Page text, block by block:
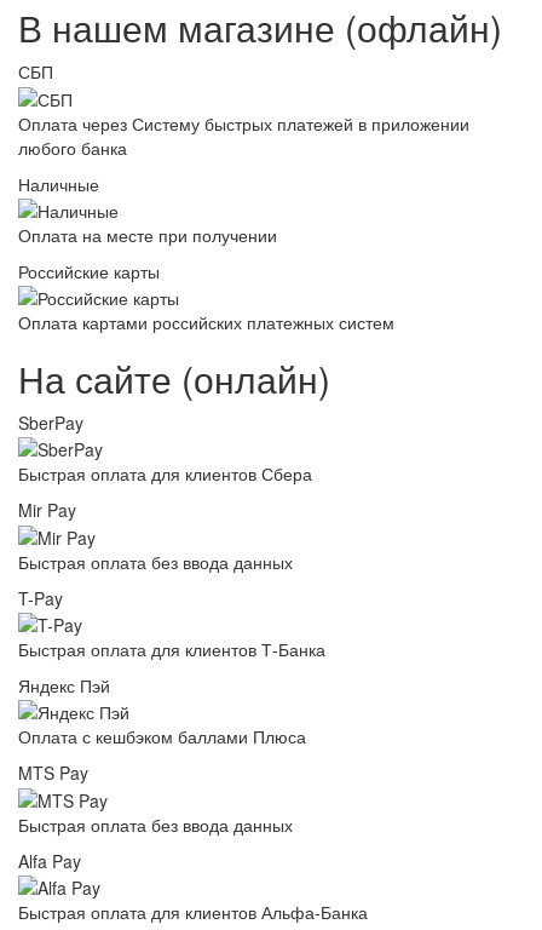
В нашем магазине (офлайн)
СБП
Оплата через Систему быстрых платежей в приложении
любого банка
Наличные
Оплата на месте при получении
Российские карты
Оплата картами российских платежных систем
На сайте (онлайн)
SberPay
Быстрая оплата для клиентов Сбера
Mir Pay
Быстрая оплата без ввода данных
T-Pay
Быстрая оплата для клиентов Т-Банка
Яндекс Пэй
Оплата с кешбэком баллами Плюса
MTS Pay
Быстрая оплата без ввода данных
Alfa Pay
Быстрая оплата для клиентов Альфа-Банка